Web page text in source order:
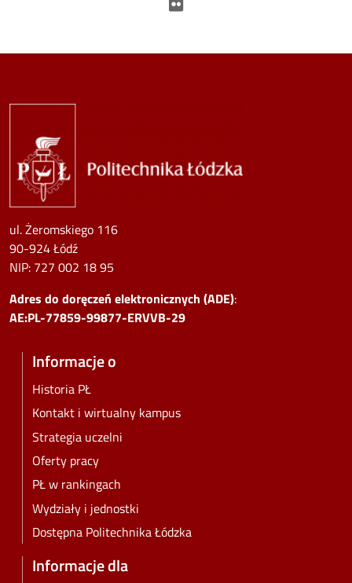
ul. Żeromskiego 116
90-924 Łódź
NIP: 727 002 18 95
Adres do doręczeń elektronicznych (ADE):
AE:PL-77859-99877-ERVVB-29
Informacje o
Historia PŁ
Kontakt i wirtualny kampus
Strategia uczelni
Oferty pracy
PŁ w rankingach
Wydziały i jednostki
Dostępna Politechnika Łódzka
Informacje dla